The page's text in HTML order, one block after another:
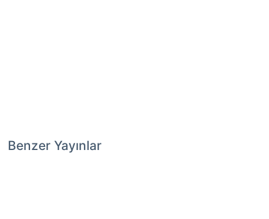
Benzer Yayınlar